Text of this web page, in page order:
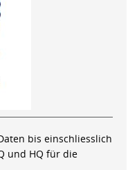
bis einschliesslich
und HQ für die